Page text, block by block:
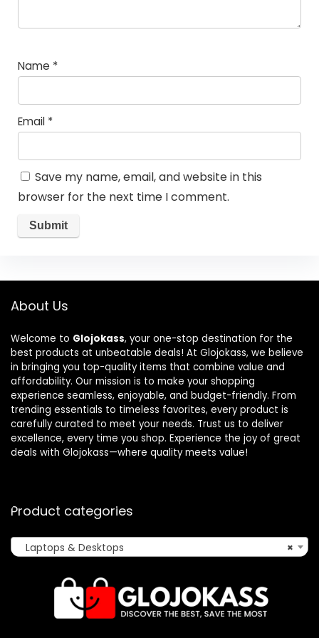
Name *
Email *
Save my name, email, and website in this
browser for the next time I comment.
About Us
Welcome to Glojokass, your one-stop destination for the
best products at unbeatable deals! At Glojokass, we believe
in bringing you top-quality items that combine value and
affordability. Our mission is to make your shopping
experience seamless, enjoyable, and budget-friendly. From
trending essentials to timeless favorites, every product is
carefully curated to meet your needs. Trust us to deliver
excellence, every time you shop. Experience the joy of great
deals with Glojokass—where quality meets value!
Product categories
×
Laptops & Desktops